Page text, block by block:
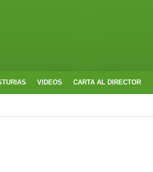
VIDEOS CARTA AL DIRECTOR